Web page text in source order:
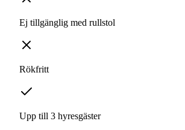
Ej tillgänglig med rullstol
Rökfritt
Upp till 3 hyresgäster